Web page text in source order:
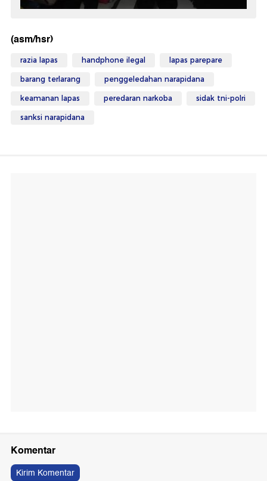
(asm/hsr)
razia lapas handphone ilegal lapas parepare
barang terlarang penggeledahan narapidana
keamanan lapas peredaran narkoba sidak tni-polri
sanksi narapidana
Komentar
Kirim Komentar